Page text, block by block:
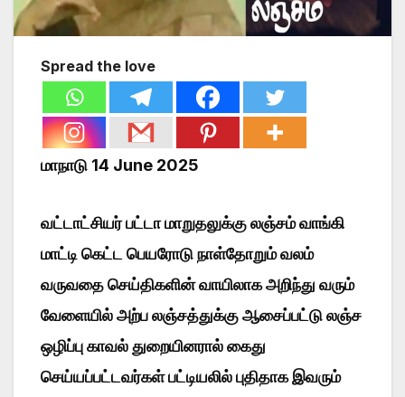
Spread the love
மாநாடு 14 June 2025
வட்டாட்சியர் பட்டா மாறுதலுக்கு லஞ்சம் வாங்கி
மாட்டி கெட்ட பெயரோடு நாள்தோறும் வலம்
வருவதை செய்திகளின் வாயிலாக அறிந்து வரும்
வேளையில் அற்ப லஞ்சத்துக்கு ஆசைப்பட்டு லஞ்ச
ஒழிப்பு காவல் துறையினரால் கைது
செய்யப்பட்டவர்கள் பட்டியலில் புதிதாக இவரும்